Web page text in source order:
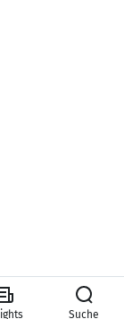
Suche